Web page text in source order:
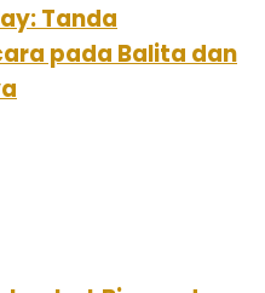
Tanda
pada Balita dan